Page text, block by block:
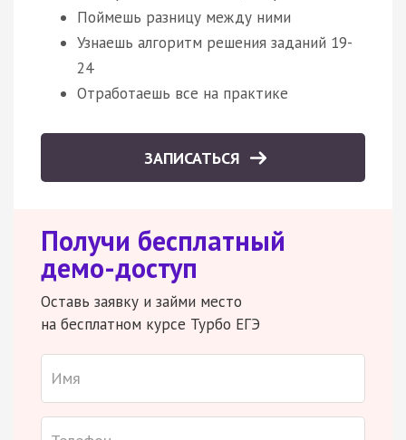
Поймешь разницу между ними
Узнаешь алгоритм решения заданий 19-
24
Отработаешь все на практике
ЗАПИСАТЬСЯ
Получи бесплатный
демо-доступ
Оставь заявку и займи место
на бесплатном курсе Турбо ЕГЭ